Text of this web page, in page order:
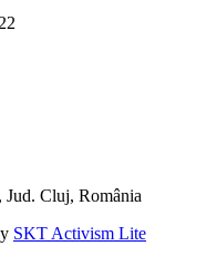
Jud. Cluj, România
SKT Activism Lite